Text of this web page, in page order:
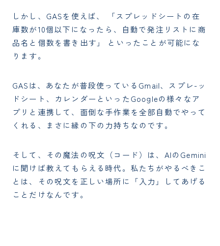
しかし、GASを使えば、 「スプレッドシートの在
庫数が10個以下になったら、自動で発注リストに商
品名と個数を書き出す」 といったことが可能にな
ります。
GASは、あなたが普段使っているGmail、スプレ-ッ
ドシート、カレンダーといったGoogleの様々なア
プリと連携して、面倒な手作業を全部自動でやって
くれる、まさに縁の下の力持ちなのです。
そして、その魔法の呪文（コード）は、AIのGemini
に聞けば教えてもらえる時代。私たちがやるべきこ
とは、その呪文を正しい場所に「入力」してあげる
ことだけなんです。